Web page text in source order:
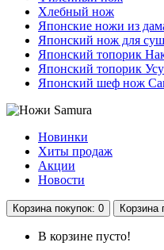
Хлебный нож
Японские ножи из
Японский нож для
Японский топорик
Японский топорик
Японский шеф нож
Новинки
Хиты продаж
Акции
Новости
Корзинапокупок: 0 Корзина
В корзине пусто!